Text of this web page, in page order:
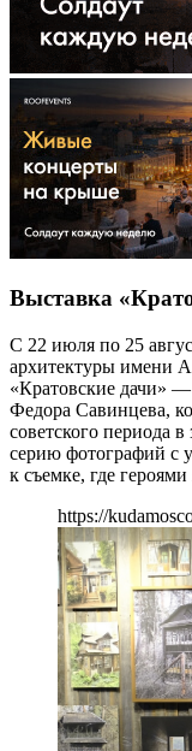
Выставка
С 22 июля по 25
архитектуры имени
«Кратовские дачи» —
Федора Савинцева,
советского периода
серию фотографий с
к съемке, где
https://